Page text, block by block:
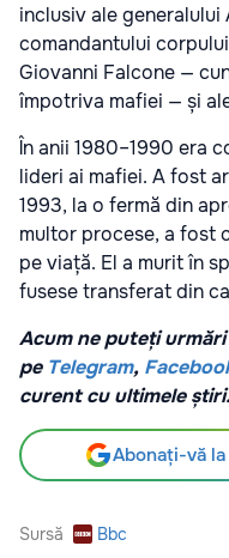
inclusiv ale
comandantului
Giovanni Falcone —
împotriva mafiei — și
În anii 1980–1990 era
lideri ai mafiei. A fost
1993, la o fermă din
multor procese, a fost
pe viață. El a murit în
fusese transferat din
Acum ne puteți urmări
pe Telegram,
curent cu ultimele știri.
Abonați-vă
Sursă Bbc